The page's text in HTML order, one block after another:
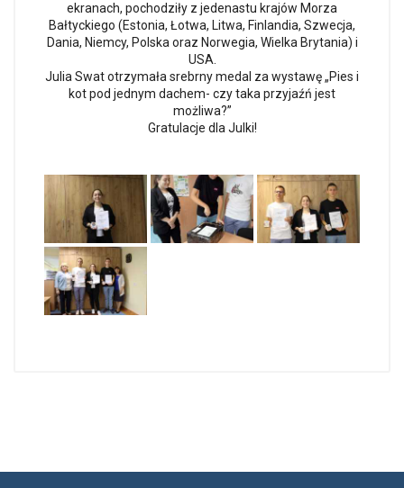
ekranach, pochodziły z jedenastu krajów Morza
Bałtyckiego (Estonia, Łotwa, Litwa, Finlandia, Szwecja,
Dania, Niemcy, Polska oraz Norwegia, Wielka Brytania) i
USA.
Julia Swat otrzymała srebrny medal za wystawę „Pies i
kot pod jednym dachem- czy taka przyjaźń jest
możliwa?”
Gratulacje dla Julki!